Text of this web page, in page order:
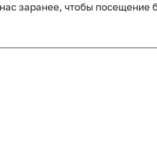
заранее, чтобы посещение